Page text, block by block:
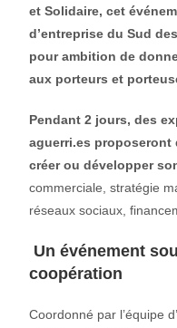
et Solidaire, cet
d’entreprise du Sud
pour ambition de
aux porteurs et
Pendant 2 jours, des
aguerri.es
créer ou développer
commerciale, stratégie
réseaux sociaux,
Un événement
coopération
Coordonné par l’équipe